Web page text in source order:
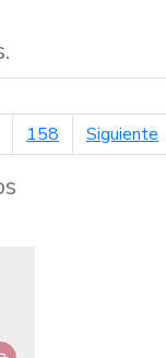
de búsqueda
158 Siguiente